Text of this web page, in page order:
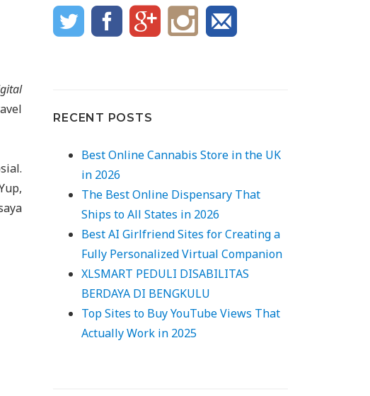
RECENT POSTS
Best Online Cannabis Store in the UK
in 2026
The Best Online Dispensary That
Ships to All States in 2026
Best AI Girlfriend Sites for Creating a
Fully Personalized Virtual Companion
XLSMART PEDULI DISABILITAS
BERDAYA DI BENGKULU
Top Sites to Buy YouTube Views That
Actually Work in 2025